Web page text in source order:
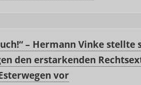
– Hermann Vinke stellte
den erstarkenden
vor